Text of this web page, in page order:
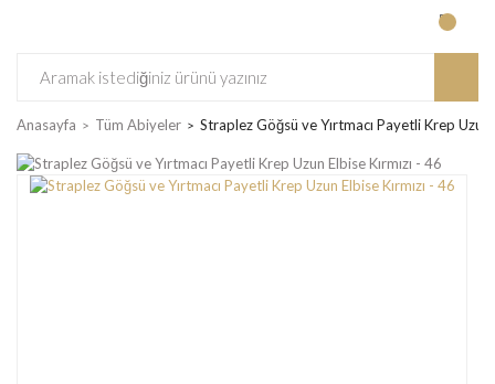
Anasayfa Tüm Abiyeler Straplez Göğsü ve Yırtmacı Payetli Krep Uzun